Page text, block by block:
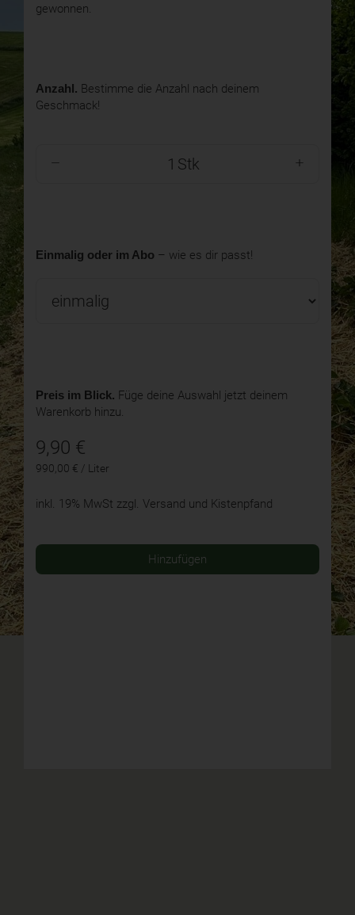
gewonnen.
Anzahl. Bestimme die Anzahl nach deinem
Geschmack!
Stk
Einmalig oder im Abo – wie es dir passt!
Preis im Blick. Füge deine Auswahl jetzt deinem
Warenkorb hinzu.
9,90 €
990,00 € / Liter
inkl. 19% MwSt zzgl. Versand und Kistenpfand
Hinzufügen